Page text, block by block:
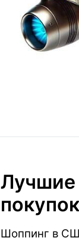
Лучшие
Шоппинг в